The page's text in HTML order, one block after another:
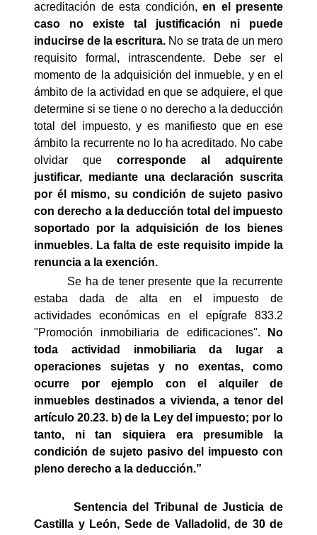
acreditación de esta condición, en el presente
caso no existe tal justificación ni puede
inducirse de la escritura. No se trata de un mero
requisito formal, intrascendente. Debe ser el
momento de la adquisición del inmueble, y en el
ámbito de la actividad en que se adquiere, el que
determine si se tiene o no derecho a la deducción
total del impuesto, y es manifiesto que en ese
ámbito la recurrente no lo ha acreditado. No cabe
olvidar que corresponde al adquirente
justificar, mediante una declaración suscrita
por él mismo, su condición de sujeto pasivo
con derecho a la deducción total del impuesto
soportado por la adquisición de los bienes
inmuebles. La falta de este requisito impide la
renuncia a la exención.
Se ha de tener presente que la recurrente
estaba dada de alta en el impuesto de
actividades económicas en el epígrafe 833.2
"Promoción inmobiliaria de edificaciones".
No
toda actividad inmobiliaria da lugar a
operaciones sujetas y no exentas, como
ocurre por ejemplo con el alquiler de
inmuebles destinados a vivienda, a tenor del
artículo 20.23. b) de la Ley del impuesto; por lo
tanto, ni tan siquiera era presumible la
condición de sujeto pasivo del impuesto con
pleno derecho a la deducción.”
Sentencia del Tribunal de Justicia de
Castilla y León, Sede de Valladolid, de 30 de